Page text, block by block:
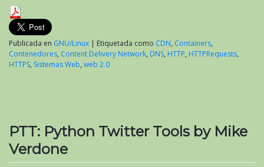
Publicada en GNU/Linux | Etiquetada como CDN, Containers,
Contenedores, Content Delivery Network, DNS, HTTP, HTTPRequests,
HTTPS, Sistemas Web, web 2.0
PTT: Python Twitter Tools by Mike
Verdone